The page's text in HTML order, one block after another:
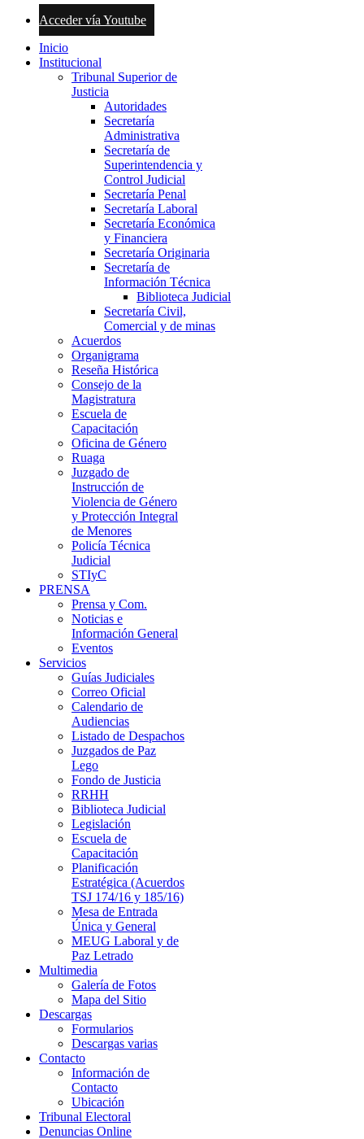
Acceder vía Youtube
Inicio
Institucional
Tribunal Superior de
Justicia
Autoridades
Secretaría
Administrativa
Secretaría de
Superintendencia y
Control Judicial
Secretaría Penal
Secretaría Laboral
Secretaría Económica
y Financiera
Secretaría Originaria
Secretaría de
Información Técnica
Biblioteca Judicial
Secretaría Civil,
Comercial y de minas
Acuerdos
Organigrama
Reseña Histórica
Consejo de la
Magistratura
Escuela de
Capacitación
Oficina de Género
Ruaga
Juzgado de
Instrucción de
Violencia de Género
y Protección Integral
de Menores
Policía Técnica
Judicial
STIyC
PRENSA
Prensa y Com.
Noticias e
Información General
Eventos
Servicios
Guías Judiciales
Correo Oficial
Calendario de
Audiencias
Listado de Despachos
Juzgados de Paz
Lego
Fondo de Justicia
RRHH
Biblioteca Judicial
Legislación
Escuela de
Capacitación
Planificación
Estratégica (Acuerdos
TSJ 174/16 y 185/16)
Mesa de Entrada
Única y General
MEUG Laboral y de
Paz Letrado
Multimedia
Galería de Fotos
Mapa del Sitio
Descargas
Formularios
Descargas varias
Contacto
Información de
Contacto
Ubicación
Tribunal Electoral
Denuncias Online